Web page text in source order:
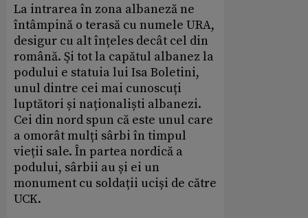
La intrarea în zona albaneză ne
întâmpină o terasă cu numele URA,
desigur cu alt înțeles decât cel din
română. Şi tot la capătul albanez la
podului e statuia lui Isa Boletini,
unul dintre cei mai cunoscuți
luptători și naționaliști albanezi.
Cei din nord spun că este unul care
a omorât mulți sârbi în timpul
vieții sale. În partea nordică a
podului, sârbii au și ei un
monument cu soldații uciși de către
UCK.